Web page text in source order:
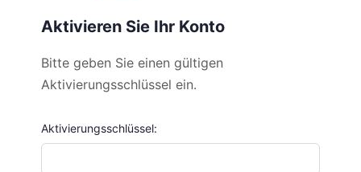
Aktivieren Sie Ihr Konto
Bitte geben Sie einen gültigen
Aktivierungsschlüssel ein.
Aktivierungsschlüssel: